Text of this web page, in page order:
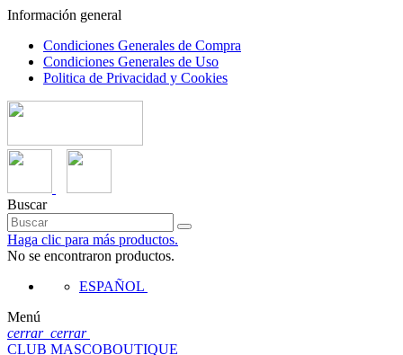
Información general
Condiciones Generales de Compra
Condiciones Generales de Uso
Politica de Privacidad y Cookies
Buscar
Haga clic para más productos.
No se encontraron productos.
ESPAÑOL
Menú
cerrar cerrar
CLUB MASCOBOUTIQUE